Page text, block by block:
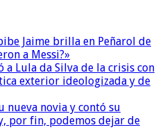
Jaime brilla en Peñarol de
a Messi?»
a Lula da Silva de la crisis con
exterior ideologizada y de
nueva novia y contó su
por fin, podemos dejar de